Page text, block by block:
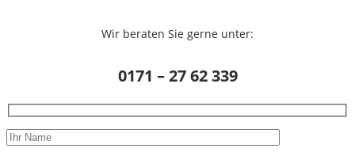
Wir beraten Sie gerne unter:
0171 – 27 62 339